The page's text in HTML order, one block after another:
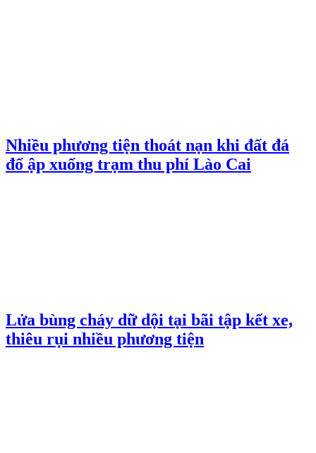
Nhiều phương tiện thoát nạn khi đất đá
đổ ập xuống trạm thu phí Lào Cai
Lửa bùng cháy dữ dội tại bãi tập kết xe,
thiêu rụi nhiều phương tiện